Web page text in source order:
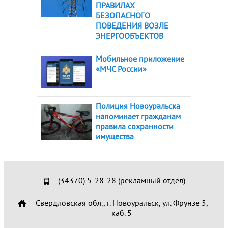
ПРАВИЛАХ
БЕЗОПАСНОГО
ПОВЕДЕНИЯ ВОЗЛЕ
ЭНЕРГООБЪЕКТОВ
Мобильное приложение
«МЧС России»
Полиция Новоуральска
напоминает гражданам
правила сохранности
имущества
(34370) 5-28-28 (рекламный отдел)
Свердловская обл., г. Новоуральск, ул. Фрунзе 5,
каб. 5